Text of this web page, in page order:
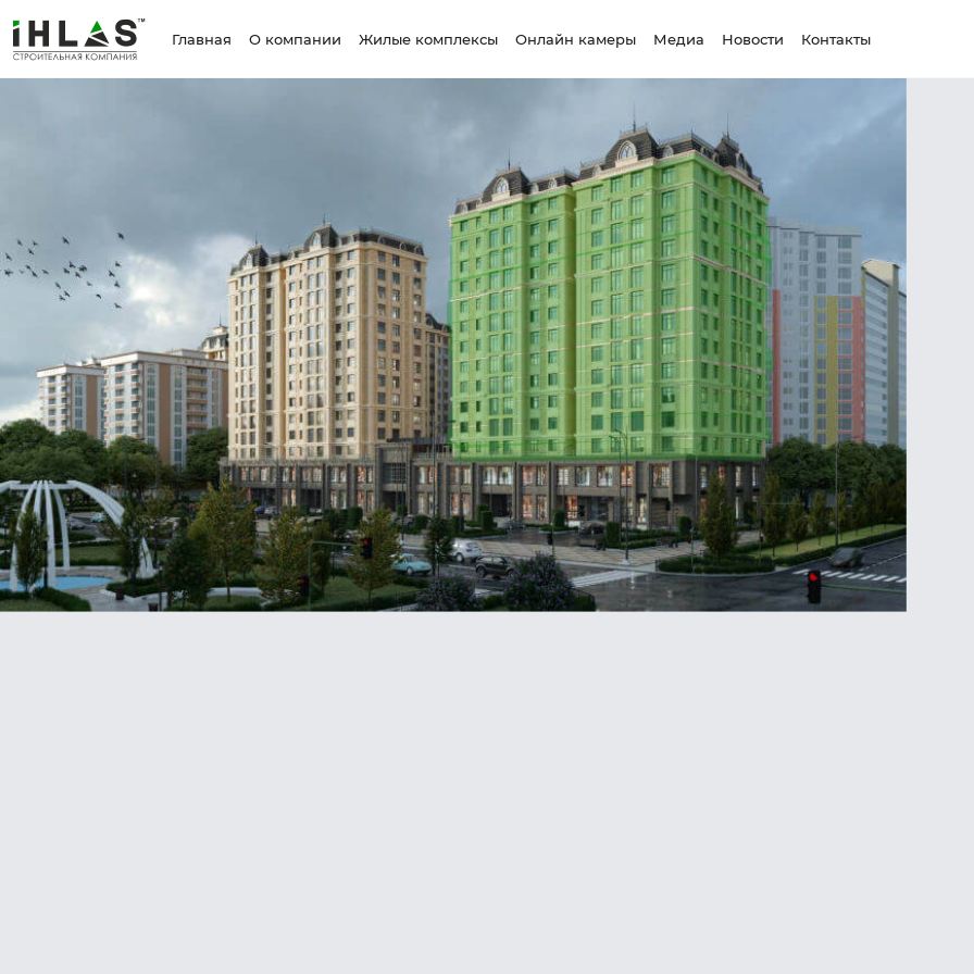
Главная О компании Жилые комплексы Онлайн камеры Медиа Новости Контакты